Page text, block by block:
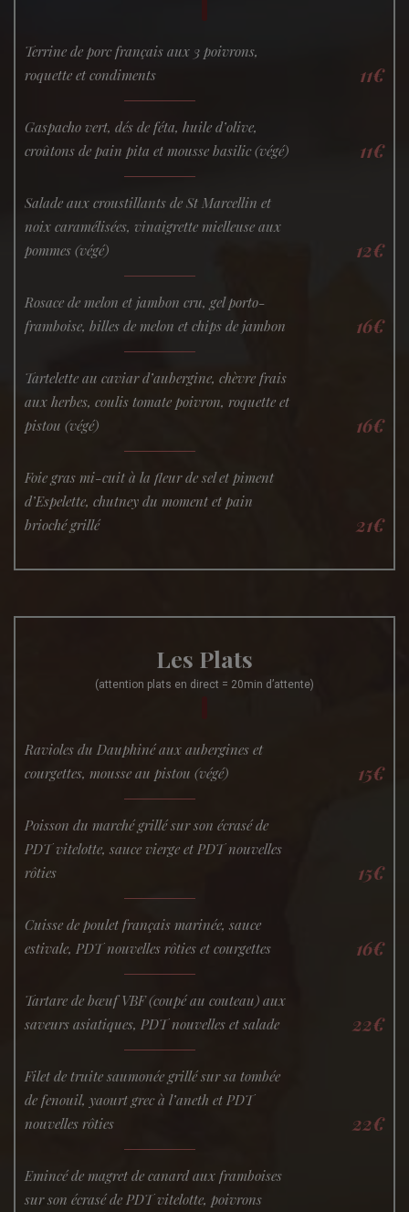
Terrine de porc français aux 3 poivrons,
roquette et condiments
11€
Gaspacho vert, dés de féta, huile d’olive,
croûtons de pain pita et mousse basilic (végé)
11€
Salade aux croustillants de St Marcellin et
noix caramélisées, vinaigrette mielleuse aux
pommes (végé)
12€
Rosace de melon et jambon cru, gel porto-
framboise, billes de melon et chips de jambon
16€
Tartelette au caviar d’aubergine, chèvre frais
aux herbes, coulis tomate poivron, roquette et
pistou (végé)
16€
Foie gras mi-cuit à la fleur de sel et piment
d’Espelette, chutney du moment et pain
brioché grillé
21€
Les Plats
(attention plats en direct = 20min d’attente)
Ravioles du Dauphiné aux aubergines et
courgettes, mousse au pistou (végé)
15€
Poisson du marché grillé sur son écrasé de
PDT vitelotte, sauce vierge et PDT nouvelles
rôties
15€
Cuisse de poulet français marinée, sauce
estivale, PDT nouvelles rôties et courgettes
16€
Tartare de bœuf VBF (coupé au couteau) aux
saveurs asiatiques, PDT nouvelles et salade
22€
Filet de truite saumonée grillé sur sa tombée
de fenouil, yaourt grec à l’aneth et PDT
nouvelles rôties
22€
Emincé de magret de canard aux framboises
sur son écrasé de PDT vitelotte, poivrons